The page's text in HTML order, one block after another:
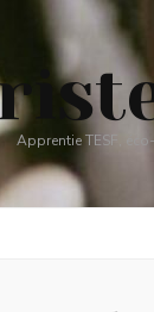
Apprentie TESF,